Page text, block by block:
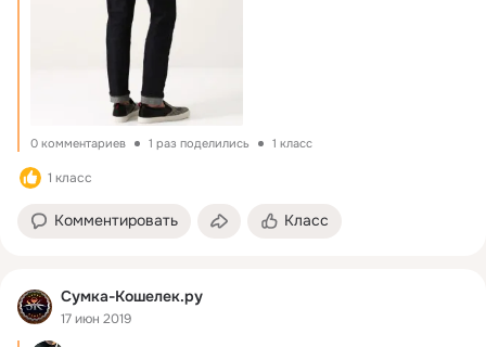
0 комментариев 1 раз поделились 1 класс
1 класс
Комментировать Класс
Сумка-Кошелек.ру
17 июн 2019